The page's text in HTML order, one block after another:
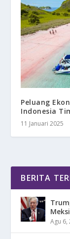
Peluang
Indonesia
11 Januari 2025
BERITA
Agu 6,